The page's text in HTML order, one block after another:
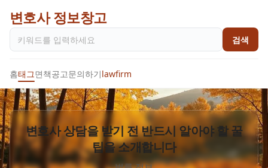
변호사 정보창고
검색
홈태그면책공고문의하기lawfirm
변호사 상담을 받기 전 반드시 알아야 할 꿀
팁을 소개합니다